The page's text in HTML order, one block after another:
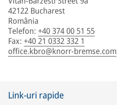
42122 Bucharest
România
Telefon: +40 374 00 51 55
Fax: +40 21 0332 332 1
office.kbro@knorr-bremse.com
Link-uri rapide